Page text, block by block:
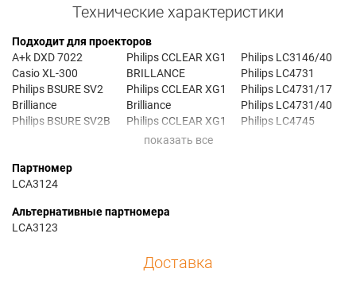
Технические характеристики
Подходит для проекторов
A+k DXD 7022
Casio XL-300
Philips BSURE SV2
Brilliance
Philips BSURE SV2B
Philips CCLEAR AIR
Philips CCLEAR AIR
Philips CCLEAR SG1
Philips CCLEAR SV1
Philips CCLEAR XG1
BRILLANCE
Philips CCLEAR XG1
Brilliance
Philips CCLEAR XG1
Wireless
Philips LC3136
Philips LC3136/40
Philips LC3146/40
Philips LC4731
Philips LC4731/17
Philips LC4731/40
Philips LC4745
Партномер
LCA3124
Альтернативные партномера
LCA3123
Доставка